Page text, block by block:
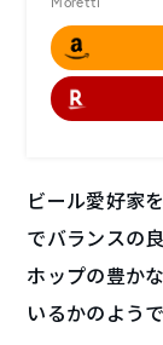
ビール愛好家
でバランスの
ホップの豊か
いるかのようで